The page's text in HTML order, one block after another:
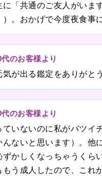
に「共通のご友人がいま
）。おかげで今度夜食事
のお客様より
気が出る鑑定をありがと
のお客様より
ていないのに私がバツイ
んないと思います）。他
ずかしくなっちゃうくら
もう成人したので、これ